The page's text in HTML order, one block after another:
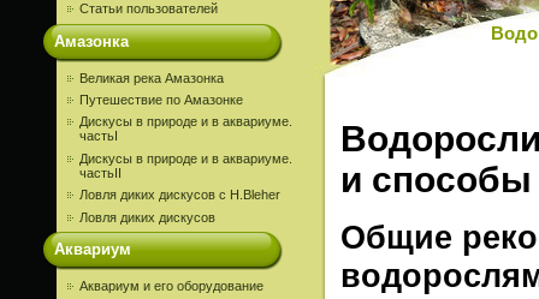
Статьи пользователей
Амазонка
Великая река Амазонка
Путешествие по Амазонке
Дискусы в природе и в аквариуме.
частьI
Дискусы в природе и в аквариуме.
частьII
Ловля диких дискусов c H.Bleher
Ловля диких дискусов
Аквариум
Аквариум и его оборудование
и
Общие